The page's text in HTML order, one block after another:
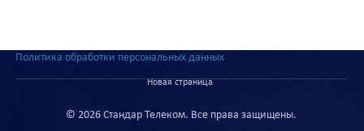
© 2026 Стандар Телеком. Все права защищены.
Политика обработки персональных данных
Новая страница